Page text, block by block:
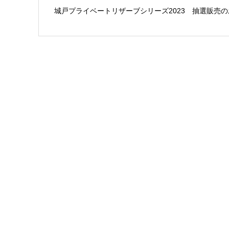
城戸プライベートリザーブシリーズ2023 抽選販売の